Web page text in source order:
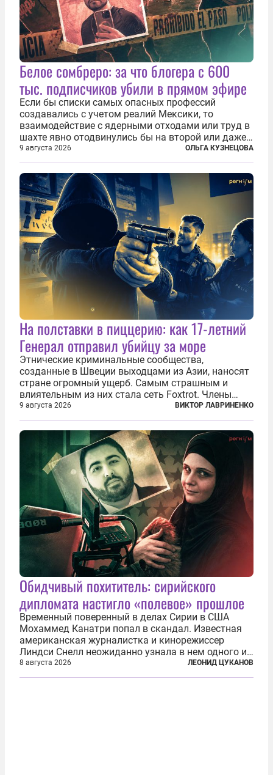
Белое сомбреро: за что блогера с 600
тыс. подписчиков убили в прямом эфире
Если бы списки самых опасных профессий
создавались с учетом реалий Мексики, то
взаимодействие с ядерными отходами или труд в
шахте явно отодвинулись бы на второй или даже
третий план. А вот блогерам, журналистам и
музыкантам пришлось бы выйти вперед. В
Кульякане, столице штата Синалоа, прямо во...
9 августа 2026 ОЛЬГА КУЗНЕЦОВА
На полставки в пиццерию: как 17-летний
Генерал отправил убийцу за море
Этнические криминальные сообщества,
созданные в Швеции выходцами из Азии, наносят
стране огромный ущерб. Самым страшным и
влиятельным из них стала сеть Foxtrot. Члены
этой сети не только убивают и грабят шведов,
подсаживают их на наркотики, но и совершают
нечто еще даже более страшное — массово...
9 августа 2026 ВИКТОР ЛАВРИНЕНКО
Обидчивый похититель: сирийского
дипломата настигло «полевое» прошлое
Временный поверенный в делах Сирии в США
Мохаммед Канатри попал в скандал. Известная
американская журналистка и кинорежиссер
Линдси Снелл неожиданно узнала в нем одного из
бандитов, похитивших ее в сирийском Алеппо в
2016 году. Журналистка убеждена, что Канатри, в
8 августа 2026 ЛЕОНИД ЦУКАНОВ